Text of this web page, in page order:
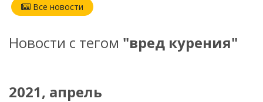
Новости с тегом "вред курения"
2021, апрель
Все новости